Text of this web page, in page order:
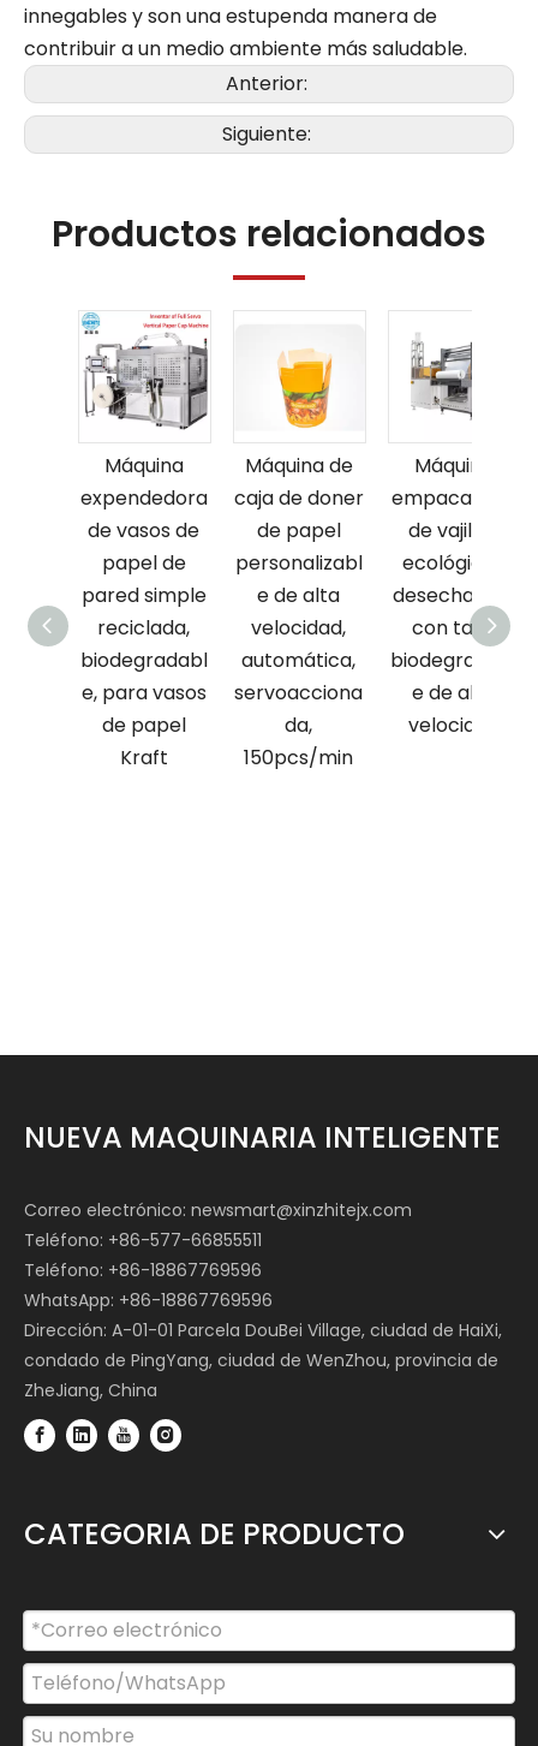
innegables y son una estupenda manera de
contribuir a un medio ambiente más saludable.
Anterior:
Siguiente:
Productos relacionados
Máquina
expendedora
de vasos de
papel de
pared simple
reciclada,
biodegradabl
e, para vasos
de papel
Kraft
Máquina de
caja de doner
de papel
personalizabl
e de alta
velocidad,
automática,
servoacciona
da,
150pcs/min
Máquina
empacadora
de vajillas
ecológicas
desechables
con taza
biodegradabl
e de alta
velocidad
NUEVA MAQUINARIA INTELIGENTE
Correo electrónico: newsmart@xinzhitejx.com
Teléfono: +86-577-66855511
Teléfono: +86-18867769596
WhatsApp: +86-18867769596
Dirección: A-01-01 Parcela DouBei Village, ciudad de HaiXi,
condado de PingYang, ciudad de WenZhou, provincia de
ZheJiang, China
CATEGORIA DE PRODUCTO